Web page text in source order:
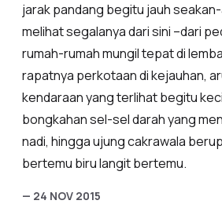
jarak pandang begitu jauh
melihat segalanya dari sini –dari
rumah-rumah mungil tepat di
rapatnya perkotaan di kejauhan,
kendaraan yang terlihat begitu
bongkahan sel-sel darah yang
nadi, hingga ujung cakrawala
bertemu biru langit bertemu.
— 24 NOV 2015